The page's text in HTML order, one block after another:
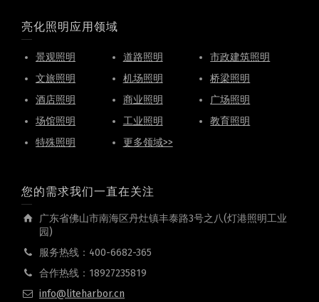
亮化照明应用领域
景观照明 道路照明
市政建筑照明
文旅照明
机场照明
桥梁照明
酒店照明
商业照明
广场照明
场馆照明
工业照明
教育照明
特殊照明
更多领域>>
您的需求我们一直在关注
广东省佛山市南海区丹灶镇丰泰路3号之八(灯港照明工业
园)
服务热线：400-6682-365
合作热线：18927235819
info@liteharbor.cn